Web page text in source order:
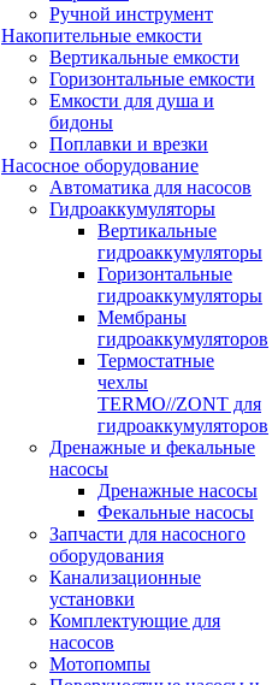
Ручной инструмент
Накопительные емкости
Вертикальные емкости
Горизонтальные емкости
Емкости для душа и
бидоны
Поплавки и врезки
Насосное оборудование
Автоматика для насосов
Гидроаккумуляторы
Вертикальные
гидроаккумуляторы
Горизонтальные
гидроаккумуляторы
Мембраны
гидроаккумуляторов
Термостатные
чехлы
TERMO//ZONT для
гидроаккумуляторов
Дренажные и фекальные
насосы
Дренажные насосы
Фекальные насосы
Запчасти для насосного
оборудования
Канализационные
установки
Комплектующие для
насосов
Мотопомпы